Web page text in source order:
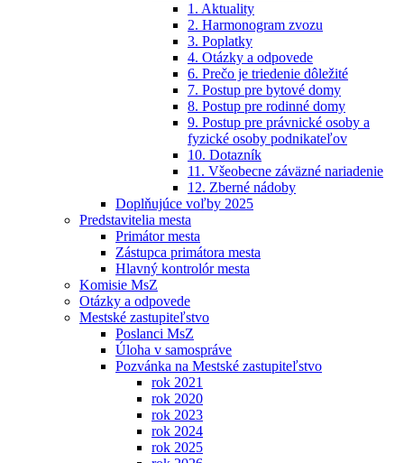
1. Aktuality
2. Harmonogram zvozu
3. Poplatky
4. Otázky a odpovede
6. Prečo je triedenie dôležité
7. Postup pre bytové domy
8. Postup pre rodinné domy
9. Postup pre právnické osoby a
fyzické osoby podnikateľov
10. Dotazník
11. Všeobecne záväzné nariadenie
12. Zberné nádoby
Doplňujúce voľby 2025
Predstavitelia mesta
Primátor mesta
Zástupca primátora mesta
Hlavný kontrolór mesta
Komisie MsZ
Otázky a odpovede
Mestské zastupiteľstvo
Poslanci MsZ
Úloha v samospráve
Pozvánka na Mestské zastupiteľstvo
rok 2021
rok 2020
rok 2023
rok 2024
rok 2025